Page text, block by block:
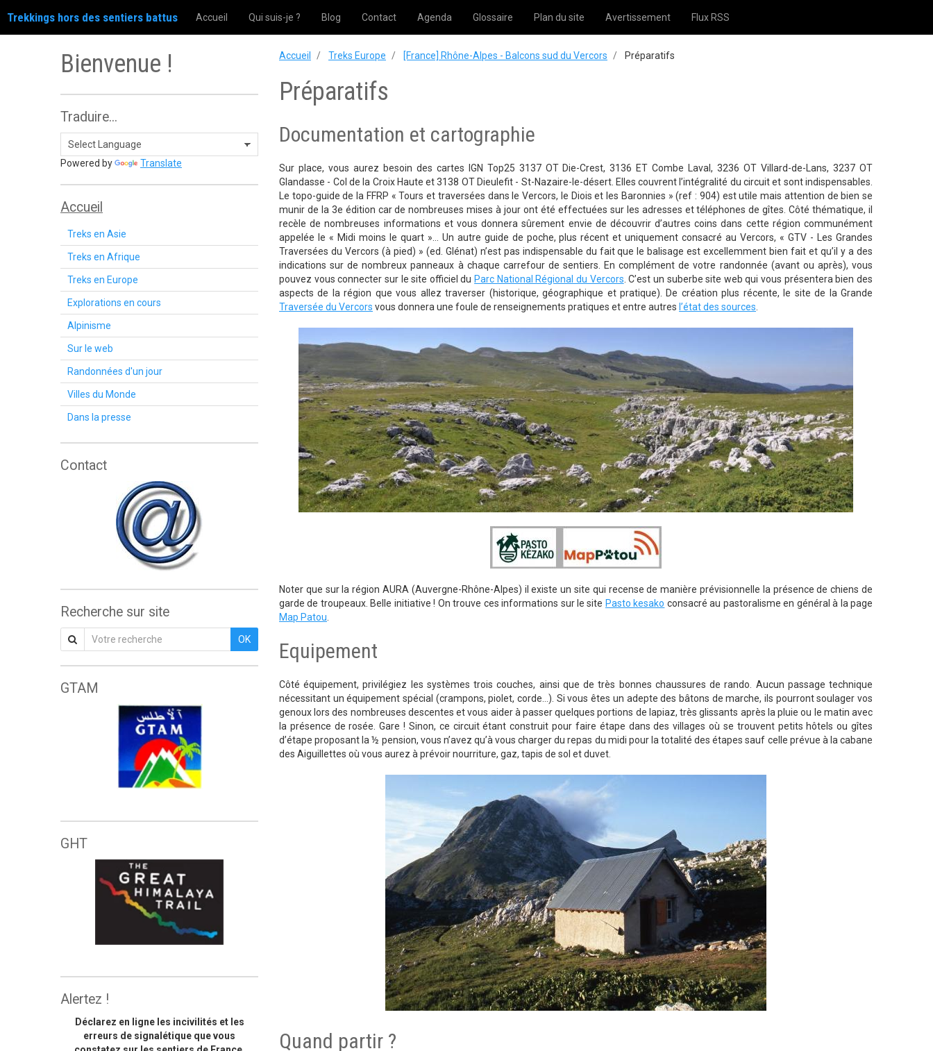
Trekkings hors des sentiers battus Accueil Qui suis-je ? Blog Contact Agenda Glossaire Plan du site Avertissement Flux RSS
Accueil Treks Europe [France] Rhône-Alpes - Balcons sud du Vercors Préparatifs
Préparatifs
Documentation et cartographie
Sur place, vous aurez besoin des cartes IGN Top25 3137 OT Die-Crest, 3136 ET Combe Laval, 3236 OT Villard-de-Lans, 3237 OT
Glandasse - Col de la Croix Haute et 3138 OT Dieulefit - St-Nazaire-le-désert. Elles couvrent l’intégralité du circuit et sont indispensables.
Le topo-guide de la FFRP « Tours et traversées dans le Vercors, le Diois et les Baronnies » (ref : 904) est utile mais attention de bien se
munir de la 3e édition car de nombreuses mises à jour ont été effectuées sur les adresses et téléphones de gîtes. Côté thématique, il
recèle de nombreuses informations et vous donnera sûrement envie de découvrir d’autres coins dans cette région communément
appelée le « Midi moins le quart »… Un autre guide de poche, plus récent et uniquement consacré au Vercors, « GTV - Les Grandes
Traversées du Vercors (à pied) » (ed. Glénat) n’est pas indispensable du fait que le balisage est excellemment bien fait et qu’il y a des
indications sur de nombreux panneaux à chaque carrefour de sentiers. En complément de votre randonnée (avant ou après), vous
pouvez vous connecter sur le site officiel du Parc National Régional du Vercors . C’est un suberbe site web qui vous présentera bien des
aspects de la région que vous allez traverser (historique, géographique et pratique). De création plus récente, le site de la Grande
Traversée du Vercors vous donnera une foule de renseignements pratiques et entre autres l’état des sources
Noter que sur la région AURA (Auvergne-Rhône-Alpes) il existe un site qui recense de manière prévisionnelle la présence de chiens de
garde de troupeaux. Belle initiative ! On trouve ces informations sur le site Pasto kesako consacré au pastoralisme en général à la page
Map Patou
Equipement
Côté équipement, privilégiez les systèmes trois couches, ainsi que de très bonnes chaussures de rando. Aucun passage technique
nécessitant un équipement spécial (crampons, piolet, corde…). Si vous êtes un adepte des bâtons de marche, ils pourront soulager vos
genoux lors des nombreuses descentes et vous aider à passer quelques portions de lapiaz, très glissants après la pluie ou le matin avec
la présence de rosée. Gare ! Sinon, ce circuit étant construit pour faire étape dans des villages où se trouvent petits hôtels ou gîtes
d’étape proposant la ½ pension, vous n’avez qu’à vous charger du repas du midi pour la totalité des étapes sauf celle prévue à la cabane
des Aiguillettes où vous aurez à prévoir nourriture, gaz, tapis de sol et duvet.
Quand partir ?
Bienvenue !
Traduire...
Powered by Translate
Accueil
Treks en Asie
Treks en Afrique
Treks en Europe
Explorations en cours
Alpinisme
Sur le web
Randonnées d'un jour
Villes du Monde
Dans la presse
Contact
Recherche sur site
OK
GTAM
GHT
Alertez !
Déclarez en ligne les incivilités et les
erreurs de signalétique que vous